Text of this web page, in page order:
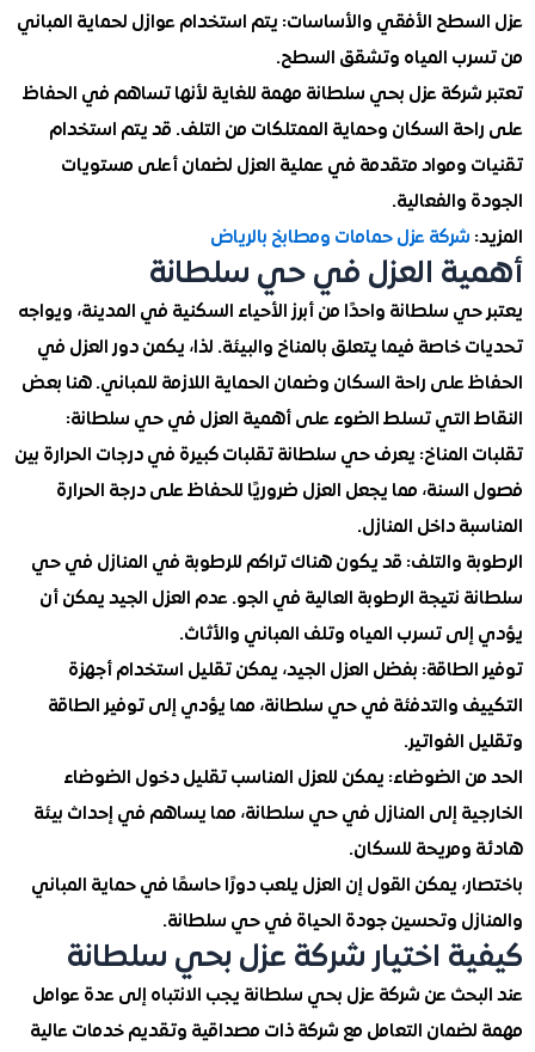
الأفقي والأساسات: يتم استخدام عوازل لحماية المباني
المياه وتشقق السطح.
عزل بحي سلطانة مهمة للغاية لأنها تساهم في الحفاظ
السكان وحماية الممتلكات من التلف. قد يتم استخدام
ومواد متقدمة في عملية العزل لضمان أعلى مستويات
شركة عزل حمامات ومطابخ بالرياض
العزل في حي سلطانة
سلطانة واحدًا من أبرز الأحياء السكنية في المدينة، ويواجه
خاصة فيما يتعلق بالمناخ والبيئة. لذا، يكمن دور العزل في
على راحة السكان وضمان الحماية اللازمة للمباني. هنا بعض
التي تسلط الضوء على أهمية العزل في حي سلطانة:
: يعرف حي سلطانة تقلبات كبيرة في درجات الحرارة بين
مما يجعل العزل ضروريًا للحفاظ على درجة الحرارة
داخل المنازل.
والتلف: قد يكون هناك تراكم للرطوبة في المنازل في حي
نتيجة الرطوبة العالية في الجو. عدم العزل الجيد يمكن أن
تسرب المياه وتلف المباني والأثاث.
: بفضل العزل الجيد، يمكن تقليل استخدام أجهزة
والتدفئة في حي سلطانة، مما يؤدي إلى توفير الطاقة
الضوضاء: يمكن للعزل المناسب تقليل دخول الضوضاء
إلى المنازل في حي سلطانة، مما يساهم في إحداث بيئة
للسكان.
يمكن القول إن العزل يلعب دورًا حاسمًا في حماية المباني
وتحسين جودة الحياة في حي سلطانة.
اختيار شركة عزل بحي سلطانة
عن شركة عزل بحي سلطانة يجب الانتباه إلى عدة عوامل
التعامل مع شركة ذات مصداقية وتقديم خدمات عالية